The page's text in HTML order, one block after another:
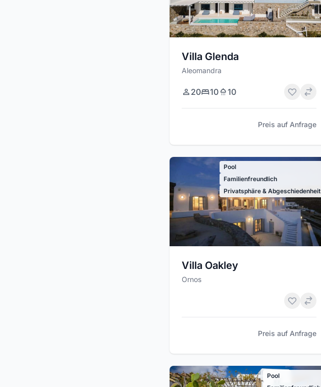
Villa Glenda
Aleomandra
20 10 10
Preis auf Anfrage
Pool
Familienfreundlich
Privatsphäre & Abgeschiedenheit
Villa Oakley
Ornos
Preis auf Anfrage
Pool